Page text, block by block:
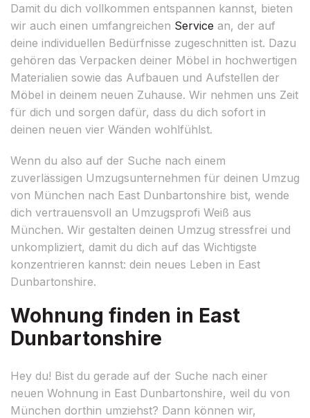
Damit du dich vollkommen entspannen kannst, bieten
wir auch einen umfangreichen Service an, der auf
deine individuellen Bedürfnisse zugeschnitten ist. Dazu
gehören das Verpacken deiner Möbel in hochwertigen
Materialien sowie das Aufbauen und Aufstellen der
Möbel in deinem neuen Zuhause. Wir nehmen uns Zeit
für dich und sorgen dafür, dass du dich sofort in
deinen neuen vier Wänden wohlfühlst.
Wenn du also auf der Suche nach einem
zuverlässigen Umzugsunternehmen für deinen Umzug
von München nach East Dunbartonshire bist, wende
dich vertrauensvoll an Umzugsprofi Weiß aus
München. Wir gestalten deinen Umzug stressfrei und
unkompliziert, damit du dich auf das Wichtigste
konzentrieren kannst: dein neues Leben in East
Dunbartonshire.
Wohnung finden in East
Dunbartonshire
Hey du! Bist du gerade auf der Suche nach einer
neuen Wohnung in East Dunbartonshire, weil du von
München dorthin umziehst? Dann können wir,